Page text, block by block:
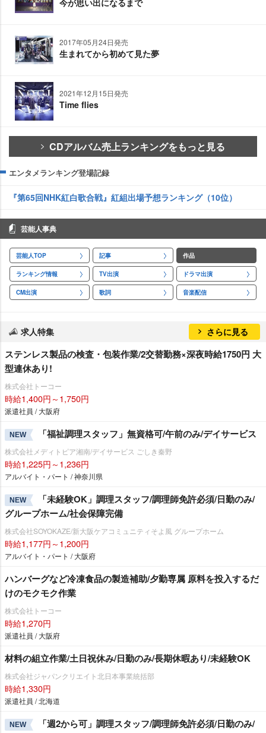
今が思い出になるまで
2017年05月24日発売
生まれてから初めて見た夢
2021年12月15日発売
Time flies
CDアルバム売上ランキングをもっと見る
エンタメランキング登場記録
『第65回NHK紅白歌合戦』紅組出場予想ランキング（10位）
芸能人事典
芸能人TOP 記事 作品
ランキング情報 TV出演 ドラマ出演
CM出演 歌詞 音楽配信
求人特集 さらに見る
ステンレス製品の検査・包装作業/2交替勤務×深夜時給1750円 大
型連休あり!
株式会社トーコー
時給1,400円～1,750円
派遣社員 / 大阪府
NEW 「福祉調理スタッフ」無資格可/午前のみ/デイサービス
株式会社メディトピア湘南/デイサービス ごしき秦野
時給1,225円～1,236円
アルバイト・パート / 神奈川県
NEW
「未経験OK」調理スタッフ/調理師免許必須/日勤のみ/
グループホーム/社会保障完備
株式会社SOYOKAZE/新大阪ケアコミュニティそよ風 グループホーム
時給1,177円～1,200円
アルバイト・パート / 大阪府
ハンバーグなど冷凍食品の製造補助/夕勤専属 原料を投入するだ
けのモクモク作業
株式会社トーコー
時給1,270円
派遣社員 / 大阪府
材料の組立作業/土日祝休み/日勤のみ/長期休暇あり/未経験OK
株式会社ジャパンクリエイト北日本事業統括部
時給1,330円
派遣社員 / 北海道
NEW
「週2から可」調理スタッフ/調理師免許必須/日勤のみ/